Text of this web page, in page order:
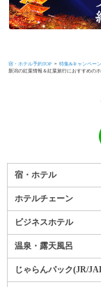
宿・ホテル予約TOP » 特集&キャンペーン
新潟の紅葉情報＆紅葉旅行におすすめの
宿・ホテル
ホテルチェーン
ビジネスホテル
温泉・露天風呂
じゃらんパック(JR/